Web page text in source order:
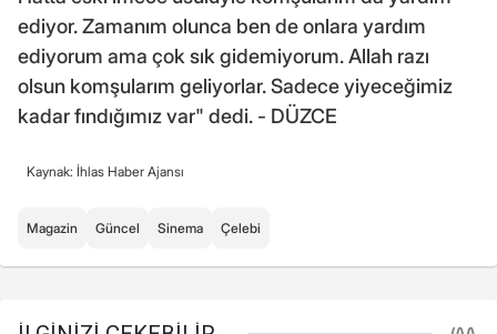
ediyor. Zamanım olunca ben de onlara yardım
ediyorum ama çok sık gidemiyorum. Allah razı
olsun komşularım geliyorlar. Sadece yiyeceğimiz
kadar fındığımız var" dedi. - DÜZCE
Kaynak: İhlas Haber Ajansı
Magazin Güncel Sinema Çelebi